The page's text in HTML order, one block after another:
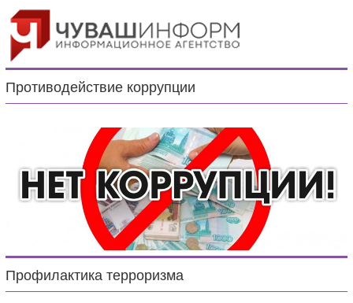
Противодействие коррупции
Профилактика терроризма